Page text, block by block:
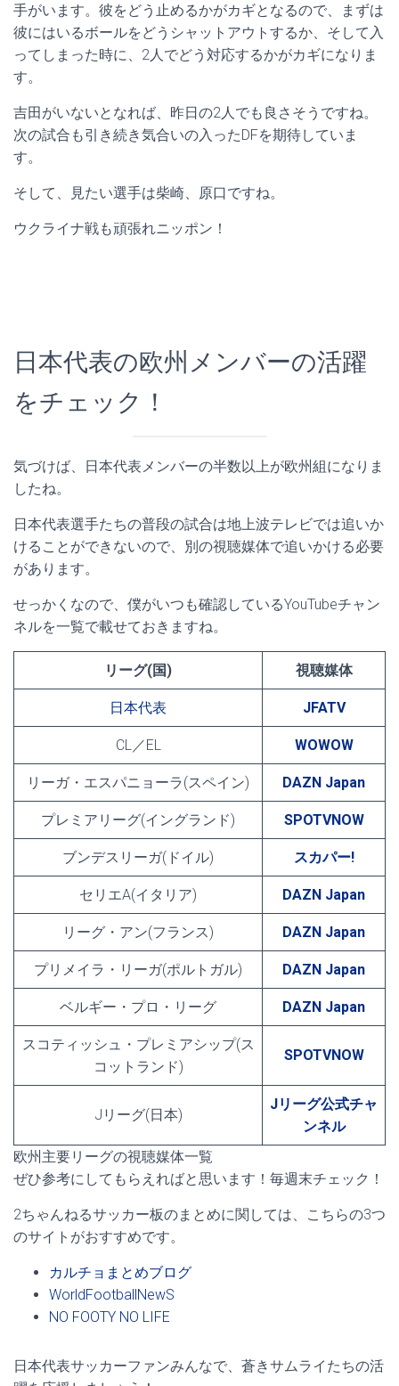
手がいます。彼をどう止めるかがカギとなるので、まずは
彼にはいるボールをどうシャットアウトするか、そして入
ってしまった時に、2人でどう対応するかがカギになりま
す。
吉田がいないとなれば、昨日の2人でも良さそうですね。
次の試合も引き続き気合いの入ったDFを期待していま
す。
そして、見たい選手は柴崎、原口ですね。
ウクライナ戦も頑張れニッポン！
日本代表の欧州メンバーの活躍
をチェック！
気づけば、日本代表メンバーの半数以上が欧州組になりま
したね。
日本代表選手たちの普段の試合は地上波テレビでは追いか
けることができないので、別の視聴媒体で追いかける必要
があります。
せっかくなので、僕がいつも確認しているYouTubeチャン
ネルを一覧で載せておきますね。
リーグ(国) 視聴媒体
日本代表 JFATV
CL／EL WOWOW
リーガ・エスパニョーラ(スペイン) DAZN Japan
プレミアリーグ(イングランド) SPOTVNOW
ブンデスリーガ(ドイル) スカパー!
セリエA(イタリア) DAZN Japan
リーグ・アン(フランス) DAZN Japan
プリメイラ・リーガ(ポルトガル) DAZN Japan
ベルギー・プロ・リーグ DAZN Japan
スコティッシュ・プレミアシップ(ス
コットランド)
SPOTVNOW
Jリーグ(日本)
Jリーグ公式チャ
ンネル
欧州主要リーグの視聴媒体一覧
ぜひ参考にしてもらえればと思います！毎週末チェック！
2ちゃんねるサッカー板のまとめに関しては、こちらの3つ
のサイトがおすすめです。
カルチョまとめブログ
WorldFootballNewS
NO FOOTY NO LIFE
日本代表サッカーファンみんなで、蒼きサムライたちの活